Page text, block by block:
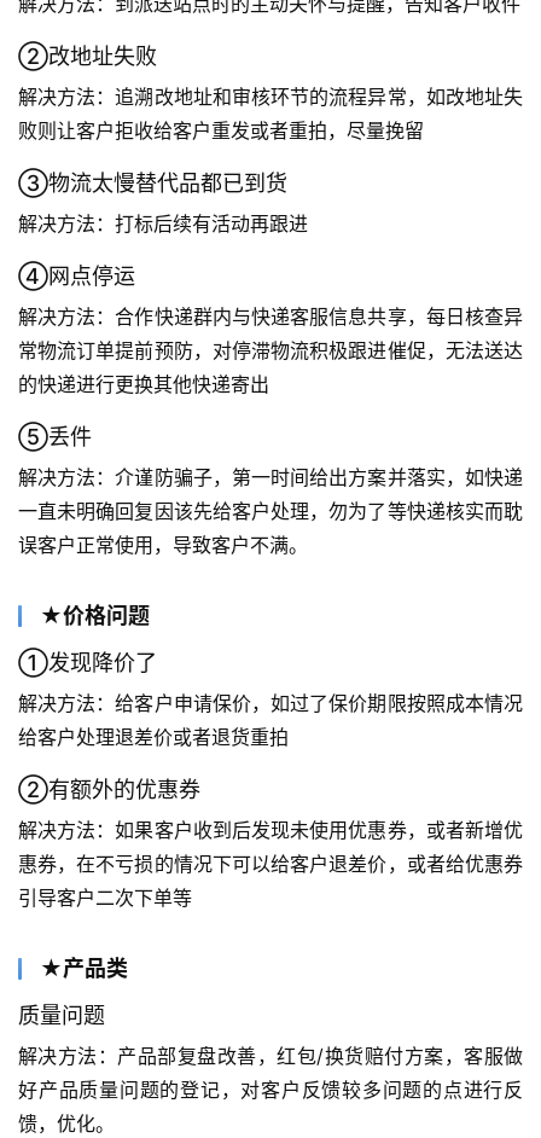
②改地址失败
解决方法：追溯改地址和审核环节的流程异常，如改地址失
败则让客户拒收给客户重发或者重拍，尽量挽留
③物流太慢替代品都已到货
解决方法：打标后续有活动再跟进
④网点停运
解决方法：合作快递群内与快递客服信息共享，每日核查异
常物流订单提前预防，对停滞物流积极跟进催促，无法送达
的快递进行更换其他快递寄出
⑤丢件
解决方法：介谨防骗子，第一时间给出方案并落实，如快递
一直未明确回复因该先给客户处理，勿为了等快递核实而耽
误客户正常使用，导致客户不满。
★价格问题
①发现降价了
解决方法：给客户申请保价，如过了保价期限按照成本情况
给客户处理退差价或者退货重拍
②有额外的优惠券
解决方法：如果客户收到后发现未使用优惠券，或者新增优
惠券，在不亏损的情况下可以给客户退差价，或者给优惠券
引导客户二次下单等
★产品类
质量问题
解决方法：产品部复盘改善，红包/换货赔付方案，客服做
好产品质量问题的登记，对客户反馈较多问题的点进行反
馈，优化。